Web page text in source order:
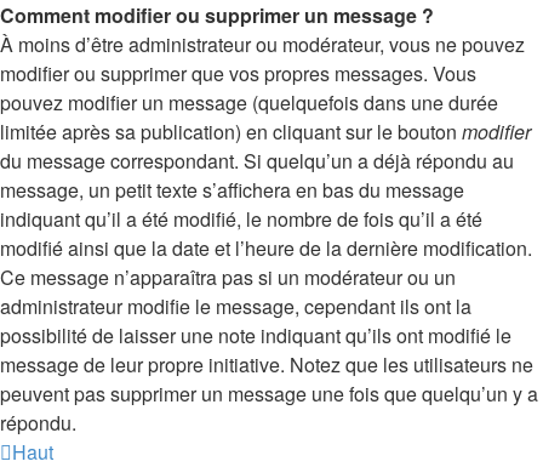
Comment modifier ou supprimer un message ?
À moins d’être administrateur ou modérateur, vous ne pouvez
modifier ou supprimer que vos propres messages. Vous
pouvez modifier un message (quelquefois dans une durée
limitée après sa publication) en cliquant sur le bouton modifier
du message correspondant. Si quelqu’un a déjà répondu au
message, un petit texte s’affichera en bas du message
indiquant qu’il a été modifié, le nombre de fois qu’il a été
modifié ainsi que la date et l’heure de la dernière modification.
Ce message n’apparaîtra pas si un modérateur ou un
administrateur modifie le message, cependant ils ont la
possibilité de laisser une note indiquant qu’ils ont modifié le
message de leur propre initiative. Notez que les utilisateurs ne
peuvent pas supprimer un message une fois que quelqu’un y a
répondu.
Haut